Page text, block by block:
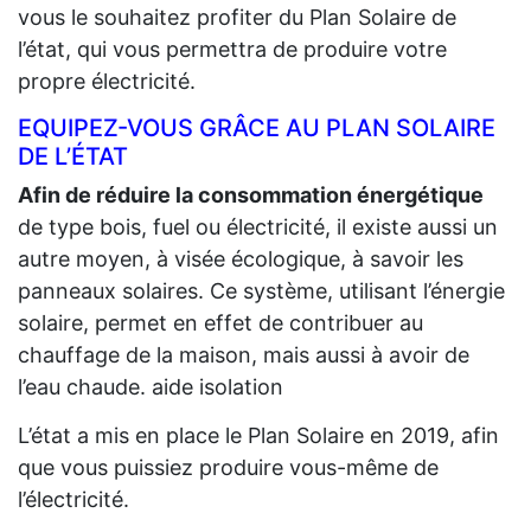
vous le souhaitez profiter du Plan Solaire de
l’état, qui vous permettra de produire votre
propre électricité.
EQUIPEZ-VOUS GRÂCE AU PLAN SOLAIRE
DE L’ÉTAT
Afin de réduire la consommation énergétique
de type bois, fuel ou électricité, il existe aussi un
autre moyen, à visée écologique, à savoir les
panneaux solaires. Ce système, utilisant l’énergie
solaire, permet en effet de contribuer au
chauffage de la maison, mais aussi à avoir de
l’eau chaude. aide isolation
L’état a mis en place le Plan Solaire en 2019, afin
que vous puissiez produire vous-même de
l’électricité.